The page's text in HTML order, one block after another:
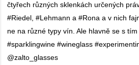
čtyřech různých sklenkách určených
#Riedel, #Lehmann a #Rona a v nich
ne na různé typy vín. Ale hlavně se s
#sparklingwine #wineglass
@zalto_glasses